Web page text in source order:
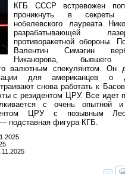
КГБ СССР встревожен
проникнуть в секреты
нобелевского лауреата
разрабатывающей
противоракетной обороны.
Валентин Симагин
Никанорова, бывшего
валютным спекулянтом. Он
для американцев о
снова работать к
с резидентом ЦРУ. Все идет
с очень опытной и
ЦРУ с позывным
подставная фигура КГБ.